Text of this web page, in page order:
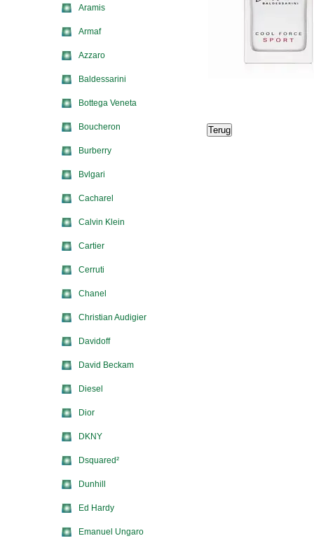
Aramis
Armaf
Azzaro
Baldessarini
Bottega Veneta
Boucheron
Burberry
Bvlgari
Cacharel
Calvin Klein
Cartier
Cerruti
Chanel
Christian Audigier
Davidoff
David Beckam
Diesel
Dior
DKNY
Dsquared²
Dunhill
Ed Hardy
Emanuel Ungaro